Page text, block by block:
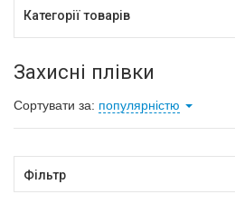
Категорії товарів
Захисні плівки
Сортувати за: популярністю
Фільтр